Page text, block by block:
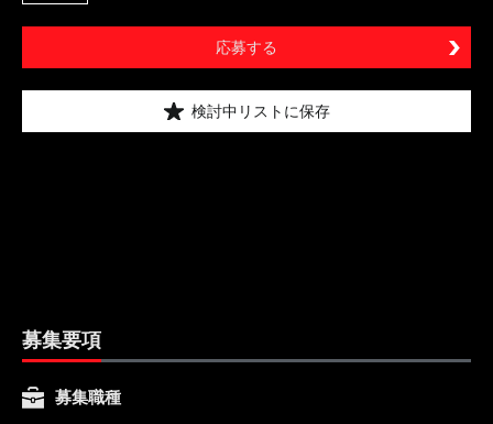
応募する
検討中リストに保存
募集要項
募集職種